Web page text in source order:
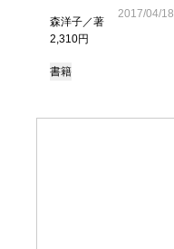
森洋子／著
2,310円
2017/04/18
書籍